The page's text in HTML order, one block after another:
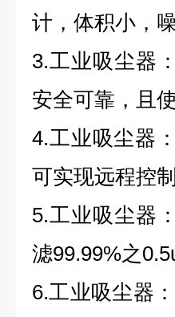
计，体积小，
3.工业吸尘器
安全可靠，且
4.工业吸尘器
可实现远程控
5.工业吸尘器
滤99.99%之
6.工业吸尘器